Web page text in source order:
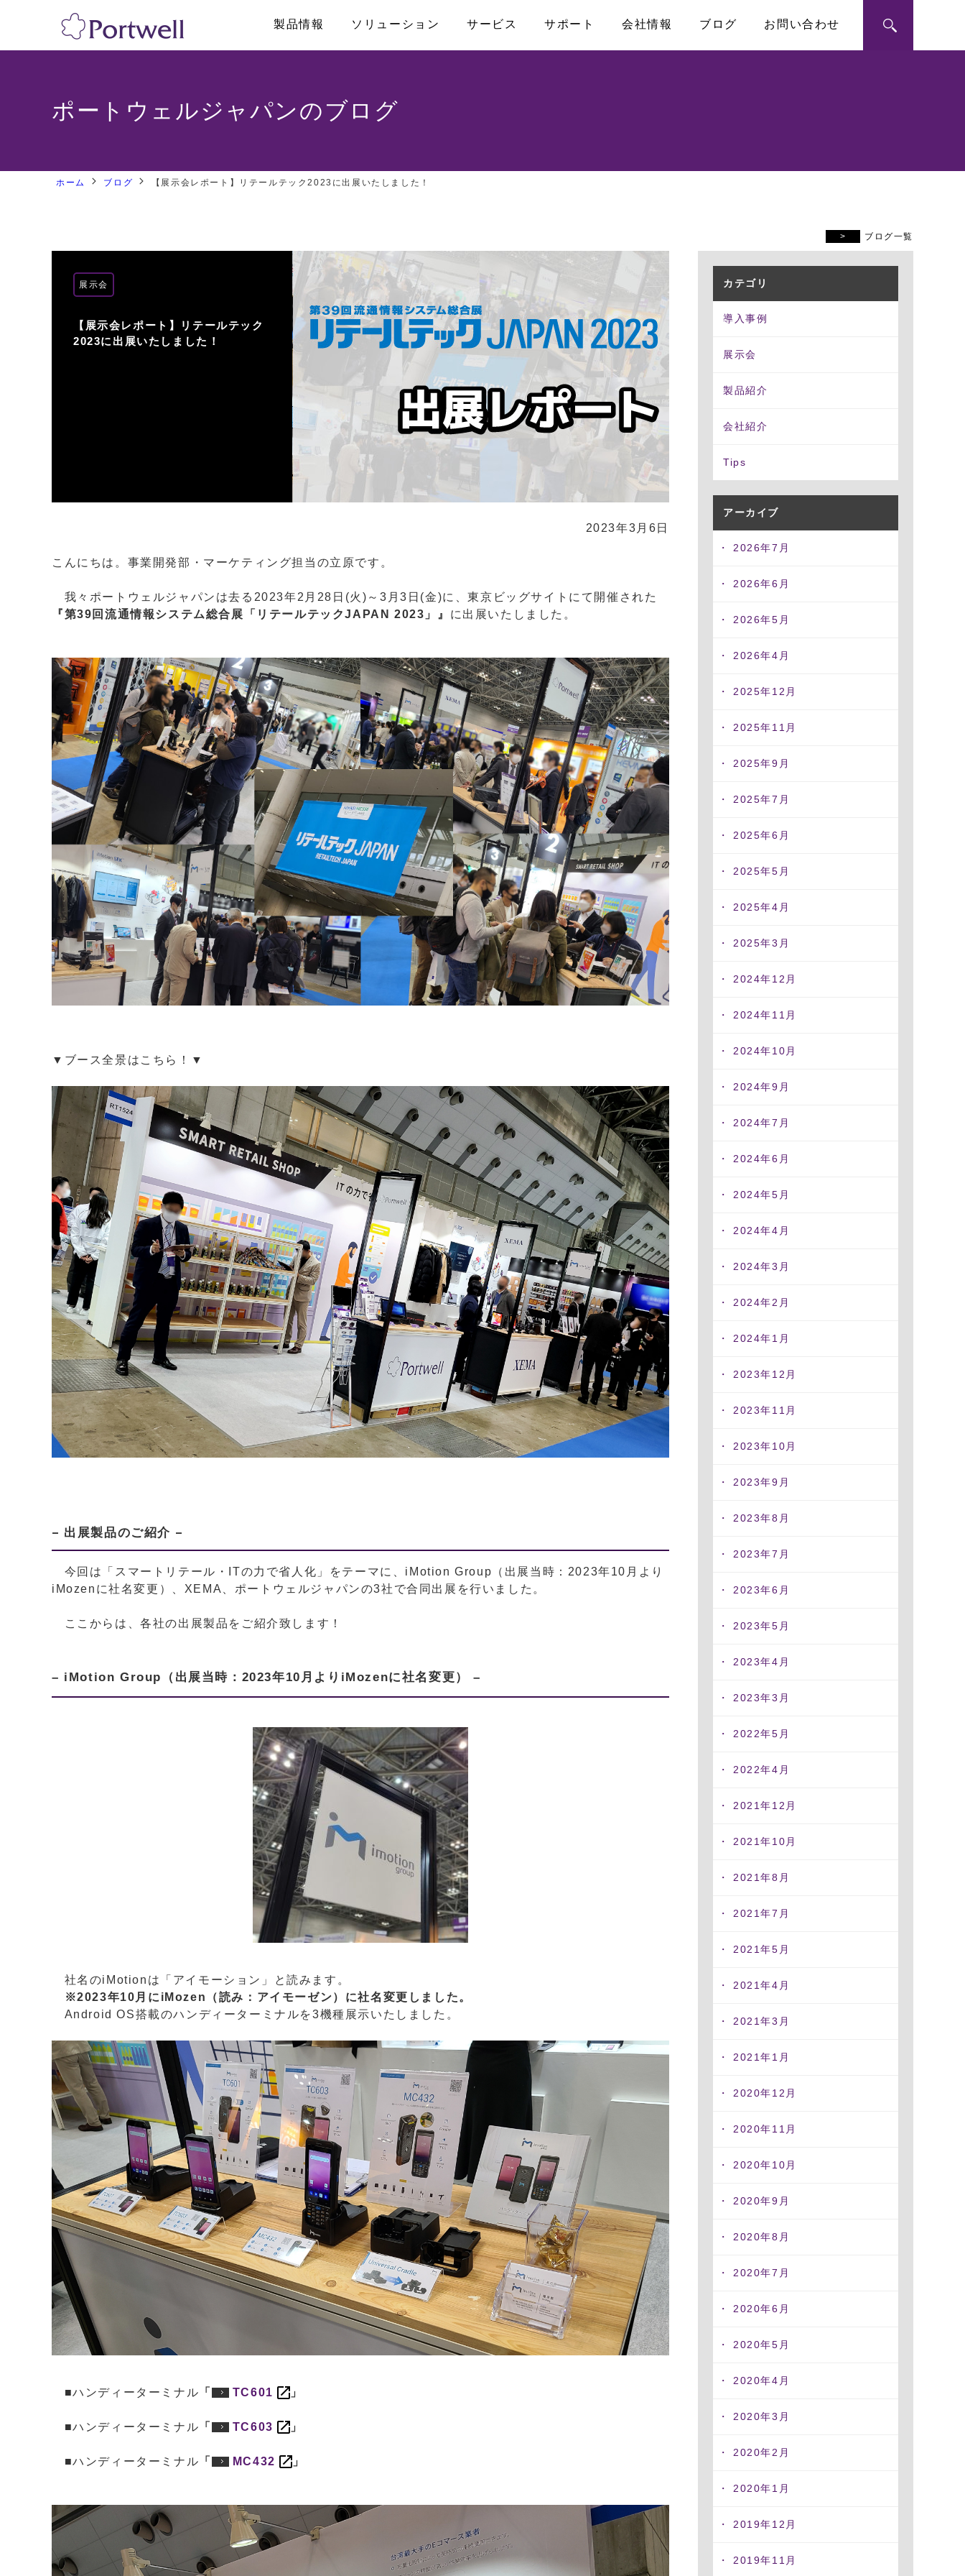
製品情報
産業用PC
GPU対応・AI向け製品
その他
システム製品
産業用タブレットPC Mini-ITX
NUC
3.5インチボード
その他
バックプレーン ジャパンプレミアム
システム製品
シャーシ ／ 筐体
ラックマウントシャーシ
ノードシャーシ
小型シャーシ
電源
PS/2サイズ電源
リダンダント(冗長化)電源
FlexATX・1Uサイズ電源
オープンフレーム電源
DC/DCユニット
ACアダプター
モーションコントロールカー
データ収集(DAQ)ボード
通信カード
LANカード
ソリューション
リテール・物流
サービス サポート
修理依頼、技術的なお問い合わせ
会社情報
採用情報 アライアンス
ブログ お問い合わせ
ポートウェルジャパンのブログ
ホーム ブログ 【展示会レポート】リテールテック2023に出展いたしました！
展示会
【展示会レポート】リテールテック
2023に出展いたしました！
2023年3月6日
こんにちは。事業開発部・マーケティング担当の立原です。
我々ポートウェルジャパンは去る2023年2月28日(火)～3月3日(金)に、東京ビッグサイトにて開催された
『第39回流通情報システム総合展「リテールテックJAPAN 2023」』 に出展いたしました。
▼ブース全景はこちら！▼
– 出展製品のご紹介 –
今回は「スマートリテール・ITの力で省人化」をテーマに、iMotion Group（出展当時：2023年10月より
iMozenに社名変更）、XEMA、ポートウェルジャパンの3社で合同出展を行いました。
ここからは、各社の出展製品をご紹介致します！
– iMotion Group（出展当時：2023年10月よりiMozenに社名変更） –
社名のiMotionは「アイモーション」と読みます。
※2023年10月にiMozen（読み：アイモーゼン）に社名変更しました。
Android OS搭載のハンディーターミナルを3機種展示いたしました。
■ハンディーターミナル 「 TC601 」
■ハンディーターミナル 「 TC603 」
■ハンディーターミナル 「 MC432 」
ブログ一覧
カテゴリ
導入事例
展示会
製品紹介
会社紹介
Tips
アーカイブ
2026年7月
2026年6月
2026年5月
2026年4月
2025年12月
2025年11月
2025年9月
2025年7月
2025年6月
2025年5月
2025年4月
2025年3月
2024年12月
2024年11月
2024年10月
2024年9月
2024年7月
2024年6月
2024年5月
2024年4月
2024年3月
2024年2月
2024年1月
2023年12月
2023年11月
2023年10月
2023年9月
2023年8月
2023年7月
2023年6月
2023年5月
2023年4月
2023年3月
2022年5月
2022年4月
2021年12月
2021年10月
2021年8月
2021年7月
2021年5月
2021年4月
2021年3月
2021年1月
2020年12月
2020年11月
2020年10月
2020年9月
2020年8月
2020年7月
2020年6月
2020年5月
2020年4月
2020年3月
2020年2月
2020年1月
2019年12月
2019年11月